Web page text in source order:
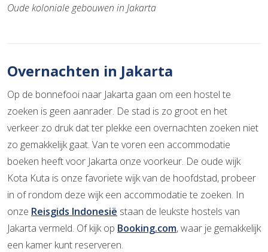
Oude koloniale gebouwen in Jakarta
Overnachten in Jakarta
Op de bonnefooi naar Jakarta gaan om een hostel te
zoeken is geen aanrader. De stad is zo groot en het
verkeer zo druk dat ter plekke een overnachten zoeken niet
zo gemakkelijk gaat. Van te voren een accommodatie
boeken heeft voor Jakarta onze voorkeur. De oude wijk
Kota Kuta is onze favoriete wijk van de hoofdstad, probeer
in of rondom deze wijk een accommodatie te zoeken. In
onze Reisgids Indonesië staan de leukste hostels van
Jakarta vermeld. Of kijk op Booking.com, waar je gemakkelijk
een kamer kunt reserveren.